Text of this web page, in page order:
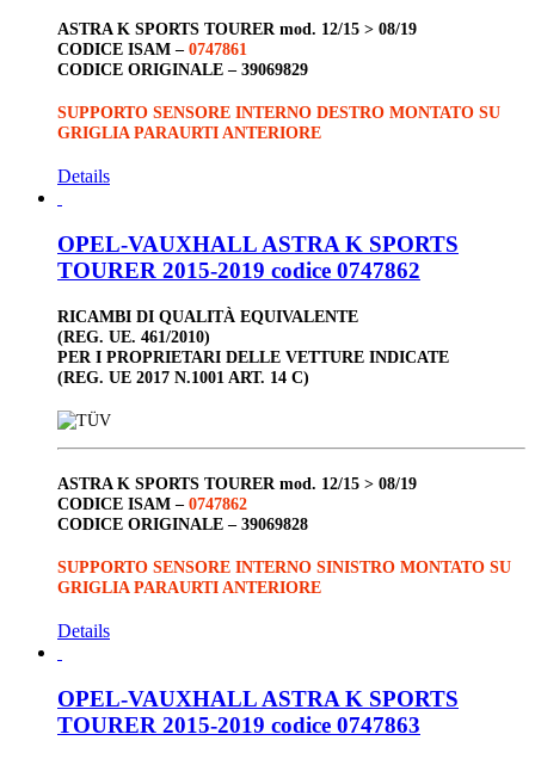
ASTRA K SPORTS TOURER mod. 12/15 > 08/19
CODICE ISAM – 0747861
CODICE ORIGINALE – 39069829
SUPPORTO SENSORE INTERNO DESTRO MONTATO SU
GRIGLIA PARAURTI ANTERIORE
Details
OPEL-VAUXHALL ASTRA K SPORTS
TOURER 2015-2019 codice 0747862
RICAMBI DI QUALITÀ EQUIVALENTE
(REG. UE. 461/2010)
PER I PROPRIETARI DELLE VETTURE INDICATE
(REG. UE 2017 N.1001 ART. 14 C)
ASTRA K SPORTS TOURER mod. 12/15 > 08/19
CODICE ISAM – 0747862
CODICE ORIGINALE – 39069828
SUPPORTO SENSORE INTERNO SINISTRO MONTATO SU
GRIGLIA PARAURTI ANTERIORE
Details
OPEL-VAUXHALL ASTRA K SPORTS
TOURER 2015-2019 codice 0747863